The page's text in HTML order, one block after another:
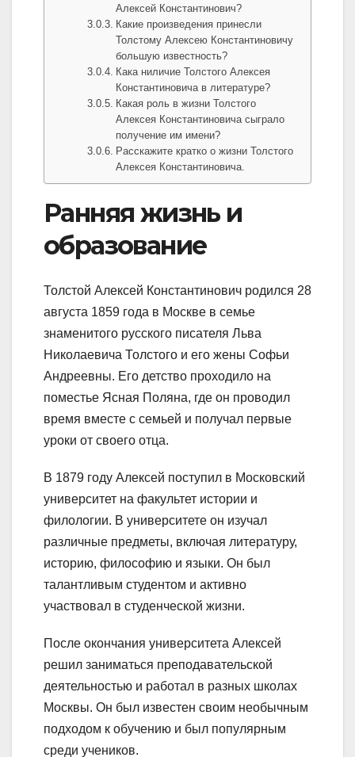
Алексей Константинович?
Какие произведения принесли
Толстому Алексею Константиновичу
большую известность?
Кака ниличие Толстого Алексея
Константиновича в литературе?
Какая роль в жизни Толстого
Алексея Константиновича сыграло
получение им имени?
Расскажите кратко о жизни Толстого
Алексея Константиновича.
Ранняя жизнь и
образование
Толстой Алексей Константинович родился 28
августа 1859 года в Москве в семье
знаменитого русского писателя Льва
Николаевича Толстого и его жены Софьи
Андреевны. Его детство проходило на
поместье Ясная Поляна, где он проводил
время вместе с семьей и получал первые
уроки от своего отца.
В 1879 году Алексей поступил в Московский
университет на факультет истории и
филологии. В университете он изучал
различные предметы, включая литературу,
историю, философию и языки. Он был
талантливым студентом и активно
участвовал в студенческой жизни.
После окончания университета Алексей
решил заниматься преподавательской
деятельностью и работал в разных школах
Москвы. Он был известен своим необычным
подходом к обучению и был популярным
среди учеников.